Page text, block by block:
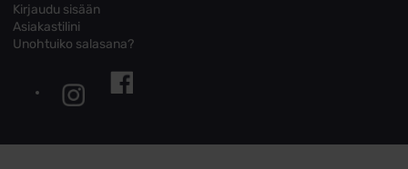
Kirjaudu sisään
Asiakastilini
Unohtuiko salasana?